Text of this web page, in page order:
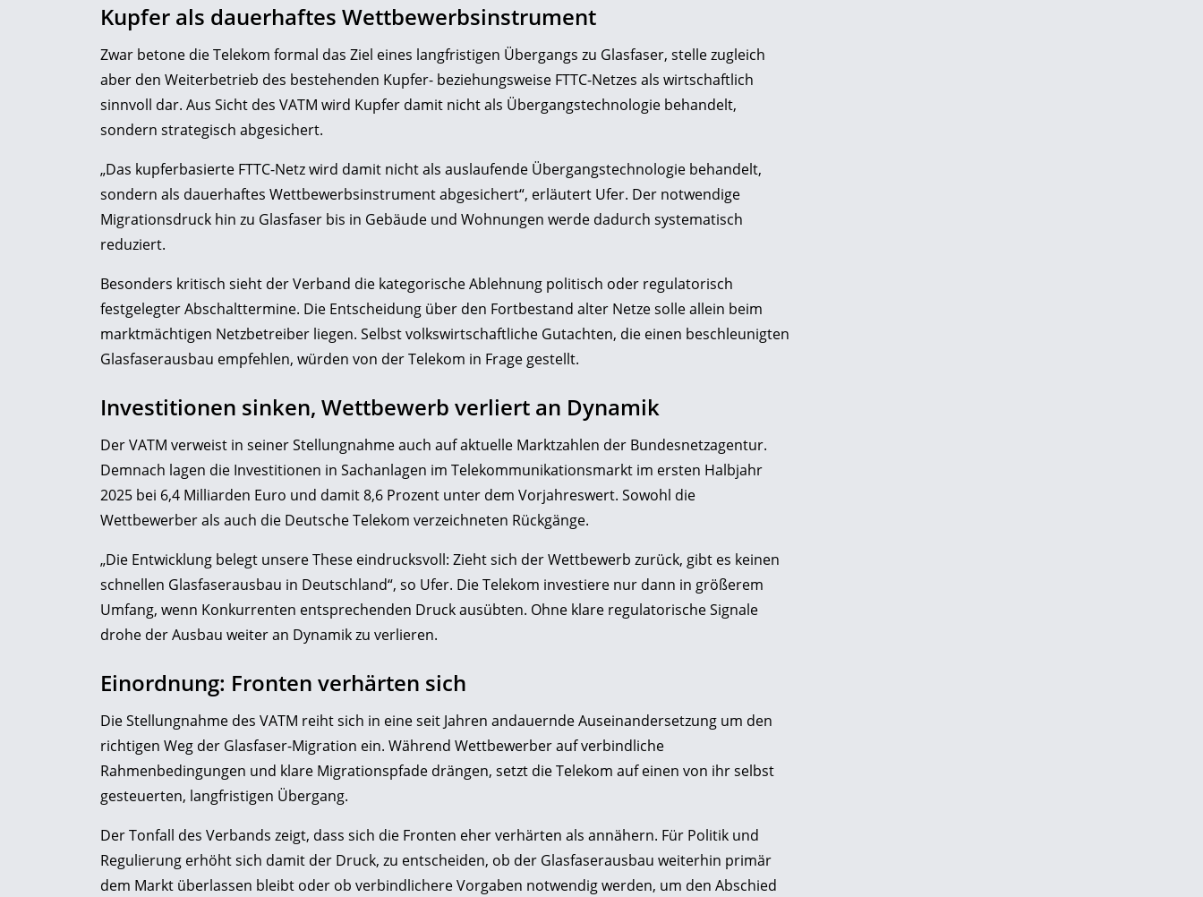
Kupfer als dauerhaftes Wettbewerbsinstrument
Zwar betone die Telekom formal das Ziel eines langfristigen Übergangs zu Glasfaser, stelle zugleich
aber den Weiterbetrieb des bestehenden Kupfer- beziehungsweise FTTC-Netzes als wirtschaftlich
sinnvoll dar. Aus Sicht des VATM wird Kupfer damit nicht als Übergangstechnologie behandelt,
sondern strategisch abgesichert.
„Das kupferbasierte FTTC-Netz wird damit nicht als auslaufende Übergangstechnologie behandelt,
sondern als dauerhaftes Wettbewerbsinstrument abgesichert“, erläutert Ufer. Der notwendige
Migrationsdruck hin zu Glasfaser bis in Gebäude und Wohnungen werde dadurch systematisch
reduziert.
Besonders kritisch sieht der Verband die kategorische Ablehnung politisch oder regulatorisch
festgelegter Abschalttermine. Die Entscheidung über den Fortbestand alter Netze solle allein beim
marktmächtigen Netzbetreiber liegen. Selbst volkswirtschaftliche Gutachten, die einen beschleunigten
Glasfaserausbau empfehlen, würden von der Telekom in Frage gestellt.
Investitionen sinken, Wettbewerb verliert an Dynamik
Der VATM verweist in seiner Stellungnahme auch auf aktuelle Marktzahlen der Bundesnetzagentur.
Demnach lagen die Investitionen in Sachanlagen im Telekommunikationsmarkt im ersten Halbjahr
2025 bei 6,4 Milliarden Euro und damit 8,6 Prozent unter dem Vorjahreswert. Sowohl die
Wettbewerber als auch die Deutsche Telekom verzeichneten Rückgänge.
„Die Entwicklung belegt unsere These eindrucksvoll: Zieht sich der Wettbewerb zurück, gibt es keinen
schnellen Glasfaserausbau in Deutschland“, so Ufer. Die Telekom investiere nur dann in größerem
Umfang, wenn Konkurrenten entsprechenden Druck ausübten. Ohne klare regulatorische Signale
drohe der Ausbau weiter an Dynamik zu verlieren.
Einordnung: Fronten verhärten sich
Die Stellungnahme des VATM reiht sich in eine seit Jahren andauernde Auseinandersetzung um den
richtigen Weg der Glasfaser-Migration ein. Während Wettbewerber auf verbindliche
Rahmenbedingungen und klare Migrationspfade drängen, setzt die Telekom auf einen von ihr selbst
gesteuerten, langfristigen Übergang.
Der Tonfall des Verbands zeigt, dass sich die Fronten eher verhärten als annähern. Für Politik und
Regulierung erhöht sich damit der Druck, zu entscheiden, ob der Glasfaserausbau weiterhin primär
dem Markt überlassen bleibt oder ob verbindlichere Vorgaben notwendig werden, um den Abschied